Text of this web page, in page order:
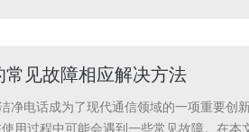
见故障相应解决方法
净电话成为了现代通信领域的一项重要
用过程中可能会遇到一些常见故障。在